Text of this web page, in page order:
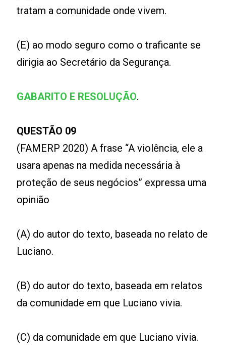
tratam a comunidade onde vivem.
(E) ao modo seguro como o traficante se
dirigia ao Secretário da Segurança.
GABARITO E RESOLUÇÃO.
QUESTÃO 09
(FAMERP 2020) A frase “A violência, ele a
usara apenas na medida necessária à
proteção de seus negócios” expressa uma
opinião
(A) do autor do texto, baseada no relato de
Luciano.
(B) do autor do texto, baseada em relatos
da comunidade em que Luciano vivia.
(C) da comunidade em que Luciano vivia.